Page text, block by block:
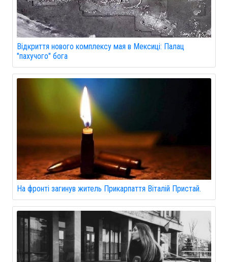
Відкриття нового комплексу мая в Мексиці: Палац
"пахучого" бога
На фронті загинув житель Прикарпаття Віталій Пристай.